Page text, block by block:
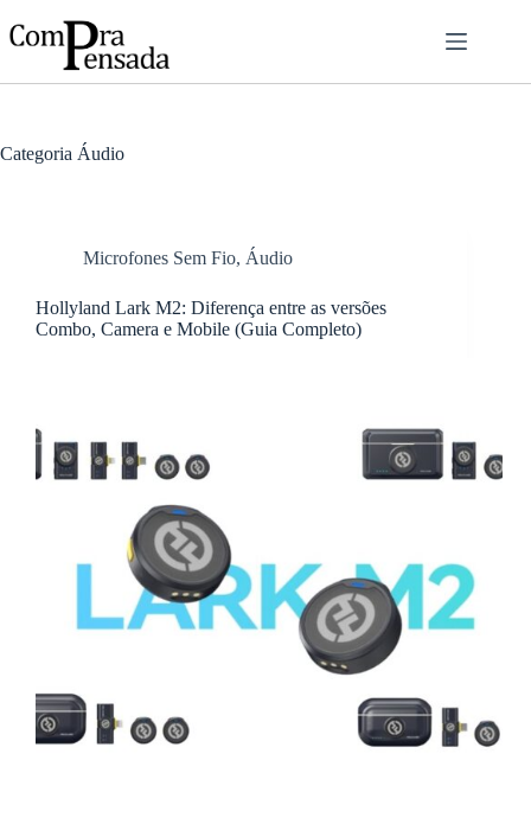
para
conteúdo
Categoria Áudio
Microfones Sem Fio, Áudio
Hollyland Lark M2: Diferença entre as versões
Combo, Camera e Mobile (Guia Completo)